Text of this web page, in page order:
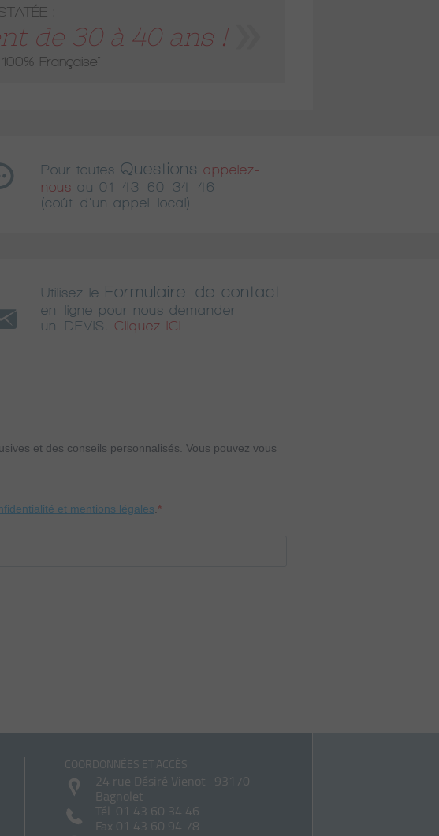
:
de 30 à 40 ans !
Française"
Pour toutes Questions appelez-
nous au 01 43 60 34 46
(coût d'un appel local)
Utilisez le Formulaire de contact
en ligne pour nous demander
un DEVIS.
Cliquez ICI
et des conseils personnalisés. Vous pouvez vous
et mentions légales
COORDONNÉES ET ACCÈS
24 rue Désiré Vienot- 93170
Bagnolet
Tél. 01 43 60 34 46
Fax 01 43 60 94 78